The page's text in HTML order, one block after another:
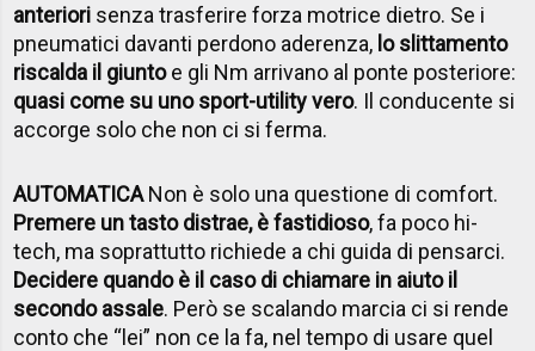
anteriori senza trasferire forza motrice dietro. Se i
pneumatici davanti perdono aderenza, lo slittamento
riscalda il giuntoe gli Nm arrivano al ponte posteriore:
quasi come su uno sport-utility vero. Il conducente si
accorge solo che non ci si ferma.
AUTOMATICANon è solo una questione di comfort.
Premere un tasto distrae, è fastidioso, fa poco hi-
tech, ma soprattutto richiede a chi guida di pensarci.
Decidere quando è il caso di chiamare in aiuto il
secondo assale. Però se scalando marcia ci si rende
conto che “lei” non ce la fa, nel tempo di usare quel